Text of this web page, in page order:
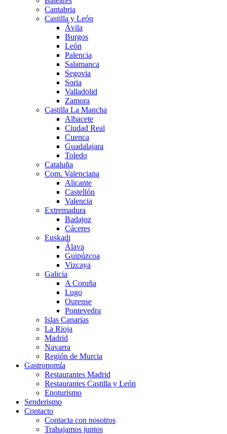
Cantabria
Castilla y León
Ávila
Burgos
León
Palencia
Salamanca
Segovia
Soria
Valladolid
Zamora
Castilla La Mancha
Albacete
Ciudad Real
Cuenca
Guadalajara
Toledo
Cataluña
Com. Valenciana
Alicante
Castellón
Valencia
Extremadura
Badajoz
Cáceres
Euskadi
Álava
Guipúzcoa
Vizcaya
Galicia
A Coruña
Lugo
Ourense
Pontevedra
Islas Canarias
La Rioja
Madrid
Navarra
Región de Murcia
Gastronomía
Restaurantes Madrid
Restaurantes Castilla y León
Enoturismo
Senderismo
Contacto
Contacta con nosotros
Trabajamos juntos